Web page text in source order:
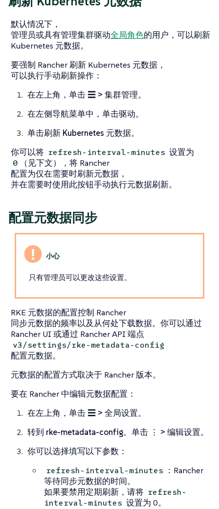
默认情况下，
管理员或具有管理集群驱动全局角色的用户，可以刷新
Kubernetes 元数据。
要强制 Rancher 刷新 Kubernetes 元数据，
可以执行手动刷新操作：
在左上角，单击 ☰ > 集群管理。
在左侧导航菜单中，单击驱动。
单击刷新 Kubernetes 元数据。
你可以将 refresh-interval-minutes 设置为
0
（见下文），将 Rancher
配置为仅在需要时刷新元数据，
并在需要时使用此按钮手动执行元数据刷新。
配置元数据同步
只有管​​理员可以更改这些设置。
RKE 元数据的配置控制 Rancher
同步元数据的频率以及从何处下载数据。你可以通过
Rancher UI 或通过 Rancher API 端点
v3/settings/rke-metadata-config
配置元数据。
元数据的配置方式取决于 Rancher 版本。
要在 Rancher 中编辑元数据配置：
在左上角，单击 ☰ > 全局设置。
转到 rke-metadata-config。单击 ⋮ > 编辑设置。
你可以选择填写以下参数：
refresh-interval-minutes ：Rancher
等待同步元数据的时间。
如果要禁用定期刷新，请将 refresh-
interval-minutes 设置为 0。